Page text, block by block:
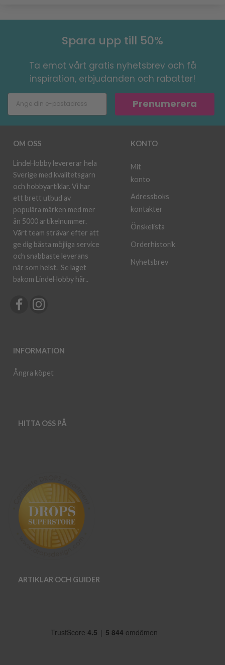
Spara upp till 50%
Ta emot vårt gratis nyhetsbrev och få
inspiration, erbjudanden och rabatter!
Prenumerera
OM OSS
LindeHobby levererar hela
Sverige med kvalitetsgarn
och hobbyartiklar. Vi har
ett brett utbud av
populära märken med mer
än 5000 artikelnummer.
Vårt team strävar efter att
ge dig bästa möjliga service
och snabbaste leverans
när som helst. Se laget
bakom LindeHobby här..
INFORMATION
Ångra köpet
KONTO
Mit
konto
Adressboks
kontakter
Önskelista
Orderhistorik
Nyhetsbrev
HITTA OSS PÅ
ARTIKLAR OCH GUIDER